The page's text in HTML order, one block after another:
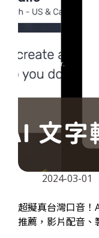
2024-03-01
超擬真台灣口音！
推薦，影片配音、